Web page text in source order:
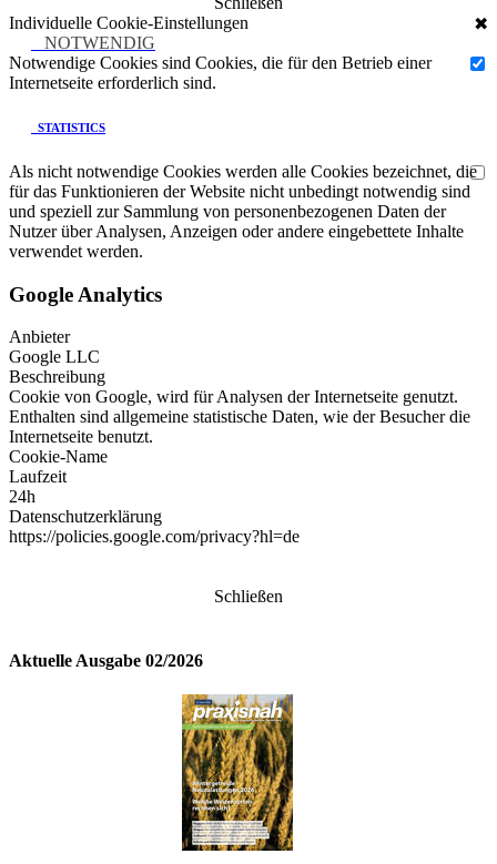
Individuelle Cookie-Einstellungen
✖
NOTWENDIG
Notwendige Cookies sind Cookies, die für den Betrieb einer
Internetseite erforderlich sind.
STATISTICS
Als nicht notwendige Cookies werden alle Cookies bezeichnet, die
für das Funktionieren der Website nicht unbedingt notwendig sind
und speziell zur Sammlung von personenbezogenen Daten der
Nutzer über Analysen, Anzeigen oder andere eingebettete Inhalte
verwendet werden.
Google Analytics
Anbieter
Google LLC
Beschreibung
Cookie von Google, wird für Analysen der Internetseite genutzt.
Enthalten sind allgemeine statistische Daten, wie der Besucher die
Internetseite benutzt.
Cookie-Name
Laufzeit
24h
Datenschutzerklärung
https://policies.google.com/privacy?hl=de
Schließen
Aktuelle Ausgabe 02/2026